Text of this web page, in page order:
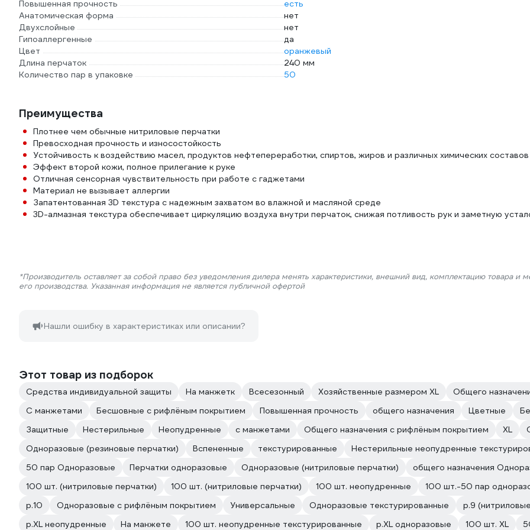
Повышенная прочность
есть
Анатомическая форма
нет
Двухслойные
нет
Гипоаллергенные
да
Цвет
оранжевый
Длина перчаток
240 мм
Количество пар в упаковке
50
Преимущества
Плотнее чем обычные нитриловые перчатки
Превосходная прочность и износостойкость
Устойчивость к воздействию масел, продуктов нефтепереработки, спиртов, жиров и различных химических составов
Эффект второй кожи, полное прилегание к руке
Отличная сенсорная чувствительность при работе с гаджетами
Материал не вызывает аллергии
Запатентованная 3D текстура с надежным захватом во влажной и масляной среде
3D-алмазная текстура обеспечивает циркуляцию воздуха внутри перчаток, снижая потливость рук и заметную
*Производитель оставляет за собой право без уведомления дилера менять характеристики, внешний вид, комплектацию товара и
его производства. Указанная информация не является публичной офертой
Нашли ошибку в характеристиках или описании?
Этот товар из подборок
Средства индивидуальной защиты На манжетк Всесезонный Хозяйственные размером XL
Общего
С манжетами
Бесшовные с рифлёным покрытием Повышенная прочность общего назначения Цветные
Защитные
Нестерильные Неопудренные с манжетами Общего назначения с рифлёным покрытием XL
Одноразовые (резиновые перчатки)
Вспененные текстурированные
Нестерильные неопудренные
50 пар Одноразовые
Перчатки одноразовые Одноразовые (нитриловые перчатки)
общего назначения
100 шт. (нитриловые перчатки)
100 шт. (нитриловые перчатки) 100 шт. неопудренные
100 шт.-50 пар
р.10
Одноразовые с рифлёным покрытием Универсальные Одноразовые текстурированные
р.9
р.XL неопудренные
На манжете 100 шт. неопудренные текстурированные р.XL одноразовые 100 шт. XL